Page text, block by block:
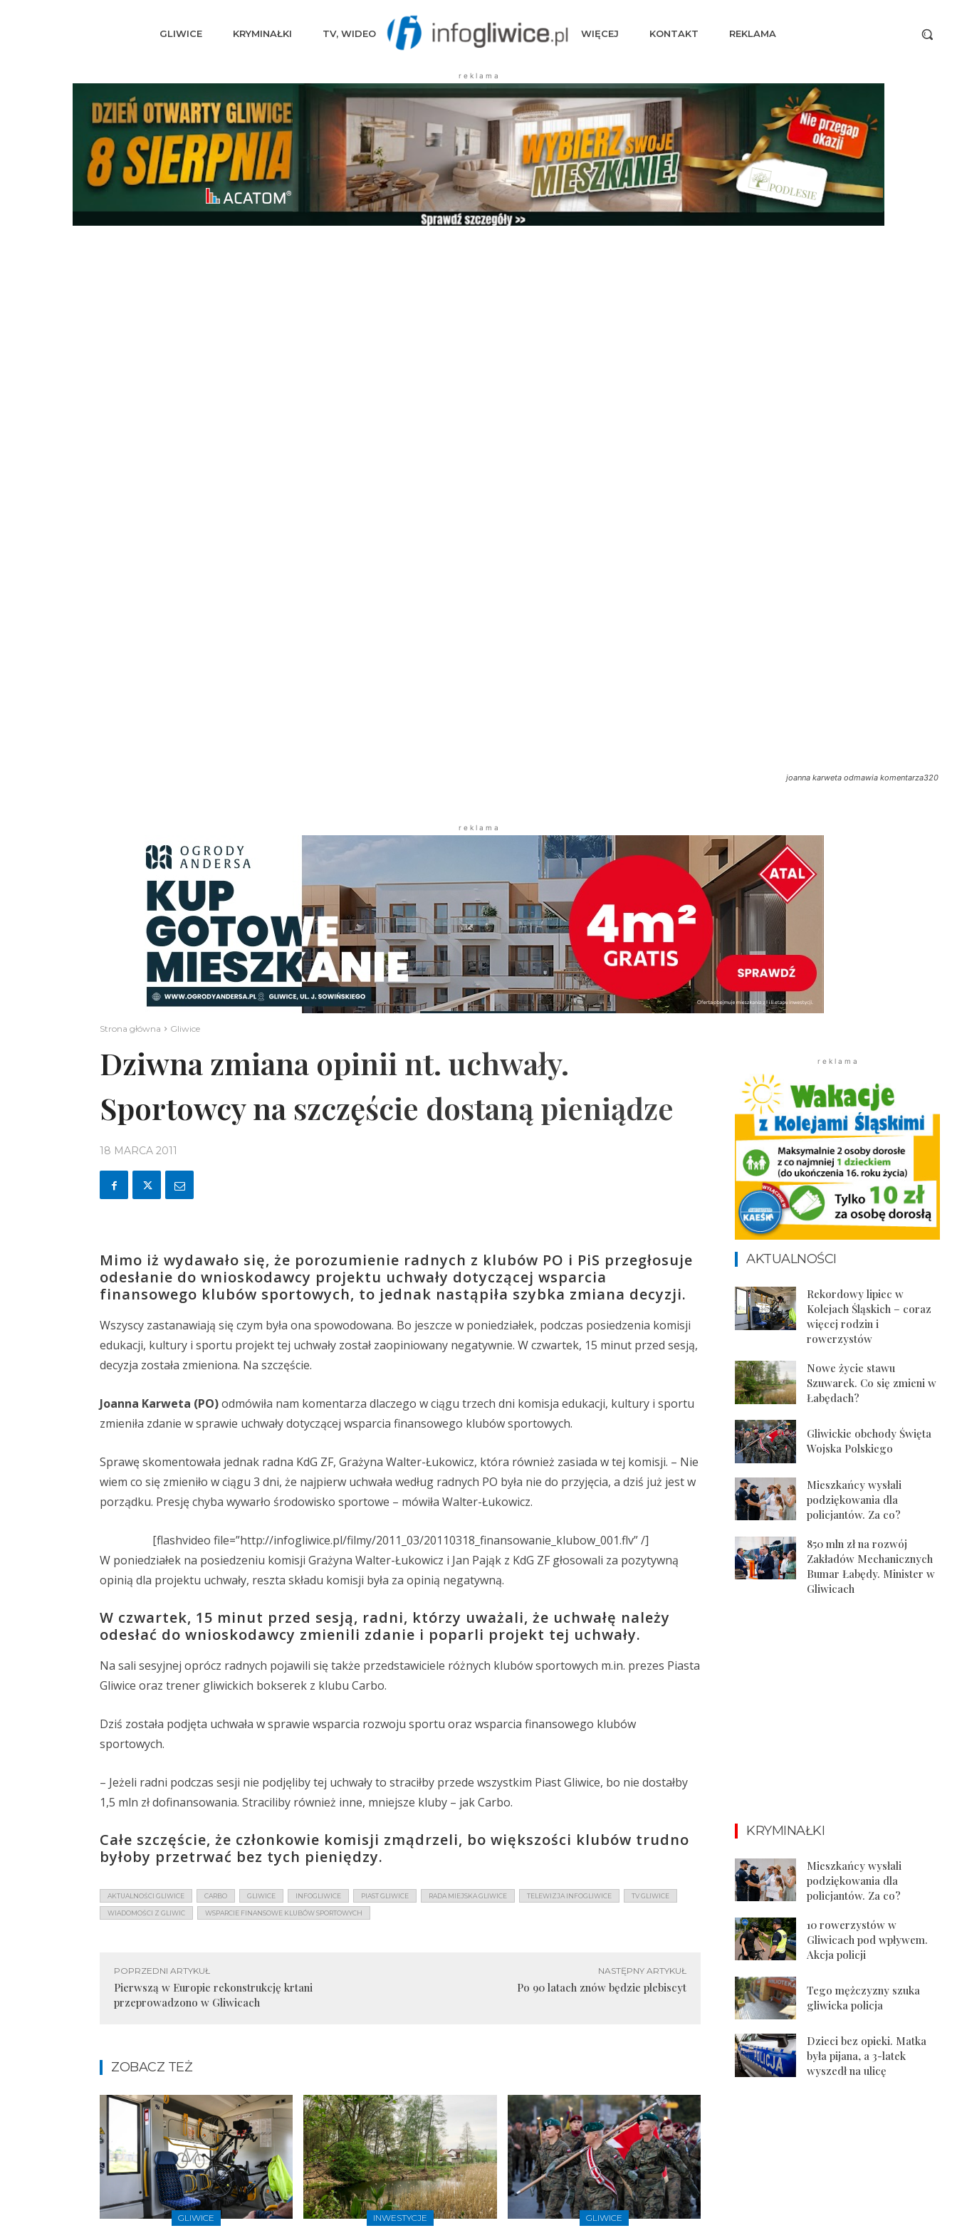
GLIWICE KRYMINAŁKI TV, WIDEO WIĘCEJ KONTAKT REKLAMA
r e k l a m a
joanna karweta odmawia komentarza320
r e k l a m a
Strona główna Gliwice
Dziwna zmiana opinii nt. uchwały.
Sportowcy na szczęście dostaną pieniądze
18 MARCA 2011
Mimo iż wydawało się, że porozumienie radnych z klubów PO i PiS przegłosuje
odesłanie do wnioskodawcy projektu uchwały dotyczącej wsparcia
finansowego klubów sportowych, to jednak nastąpiła szybka zmiana decyzji.
Wszyscy zastanawiają się czym była ona spowodowana. Bo jeszcze w poniedziałek, podczas posiedzenia komisji
edukacji, kultury i sportu projekt tej uchwały został zaopiniowany negatywnie. W czwartek, 15 minut przed sesją,
decyzja została zmieniona. Na szczęście.
Joanna Karweta (PO)odmówiła nam komentarza dlaczego w ciągu trzech dni komisja edukacji, kultury i sportu
zmieniła zdanie w sprawie uchwały dotyczącej wsparcia finansowego klubów sportowych.
Sprawę skomentowała jednak radna KdG ZF, Grażyna Walter-Łukowicz, która również zasiada w tej komisji. – Nie
wiem co się zmieniło w ciągu 3 dni, że najpierw uchwała według radnych PO była nie do przyjęcia, a dziś już jest w
porządku. Presję chyba wywarło środowisko sportowe – mówiła Walter-Łukowicz.
[flashvideo file=”http://infogliwice.pl/filmy/2011_03/20110318_finansowanie_klubow_001.flv” /]
W poniedziałek na posiedzeniu komisji Grażyna Walter-Łukowicz i Jan Pająk z KdG ZF głosowali za pozytywną
opinią dla projektu uchwały, reszta składu komisji była za opinią negatywną.
W czwartek, 15 minut przed sesją, radni, którzy uważali, że uchwałę należy
odesłać do wnioskodawcy zmienili zdanie i poparli projekt tej uchwały.
Na sali sesyjnej oprócz radnych pojawili się także przedstawiciele różnych klubów sportowych m.in. prezes Piasta
Gliwice oraz trener gliwickich bokserek z klubu Carbo.
Dziś została podjęta uchwała w sprawie wsparcia rozwoju sportu oraz wsparcia finansowego klubów
sportowych.
– Jeżeli radni podczas sesji nie podjęliby tej uchwały to straciłby przede wszystkim Piast Gliwice, bo nie dostałby
1,5 mln zł dofinansowania. Straciliby również inne, mniejsze kluby – jak Carbo.
Całe szczęście, że członkowie komisji zmądrzeli, bo większości klubów trudno
byłoby przetrwać bez tych pieniędzy.
AKTUALNOŚCI GLIWICE CARBO GLIWICE INFOGLIWICE PIAST GLIWICE RADA MIEJSKA GLIWICE TELEWIZJA INFOGLIWICE TV GLIWICE
WIADOMOŚCI Z GLIWIC WSPARCIE FINANSOWE KLUBÓW SPORTOWYCH
POPRZEDNI ARTYKUŁ
Pierwszą w Europie rekonstrukcję krtani
przeprowadzono w Gliwicach
NASTĘPNY ARTYKUŁ
Po 90 latach znów będzie plebiscyt
ZOBACZ TEŻ
GLIWICE INWESTYCJE GLIWICE
r e k l a m a
AKTUALNOŚCI
Rekordowy lipiec w
Kolejach Śląskich – coraz
więcej rodzin i
rowerzystów
Nowe życie stawu
Szuwarek. Co się zmieni w
Łabędach?
Gliwickie obchody Święta
Wojska Polskiego
Mieszkańcy wysłali
podziękowania dla
policjantów. Za co?
850 mln zł na rozwój
Zakładów Mechanicznych
Bumar Łabędy. Minister w
Gliwicach
KRYMINAŁKI
Mieszkańcy wysłali
podziękowania dla
policjantów. Za co?
10 rowerzystów w
Gliwicach pod wpływem.
Akcja policji
Tego mężczyzny szuka
gliwicka policja
Dzieci bez opieki. Matka
była pijana, a 3-latek
wyszedł na ulicę